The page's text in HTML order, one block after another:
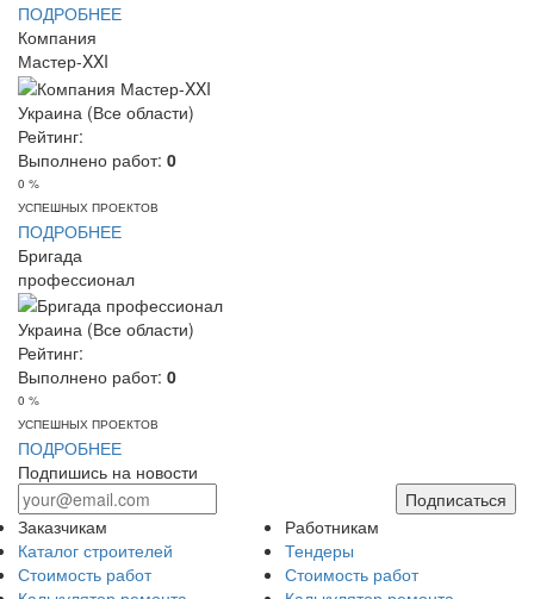
ПОДРОБНЕЕ
Компания
Мастер-XXI
Украина (Все области)
Рейтинг:
Выполнено работ: 0
0 %
УСПЕШНЫХ ПРОЕКТОВ
ПОДРОБНЕЕ
Бригада
профессионал
Украина (Все области)
Рейтинг:
Выполнено работ: 0
0 %
УСПЕШНЫХ ПРОЕКТОВ
ПОДРОБНЕЕ
Подпишись на новости
Подписаться
Заказчикам
Каталог строителей
Стоимость работ
Работникам
Тендеры
Стоимость работ